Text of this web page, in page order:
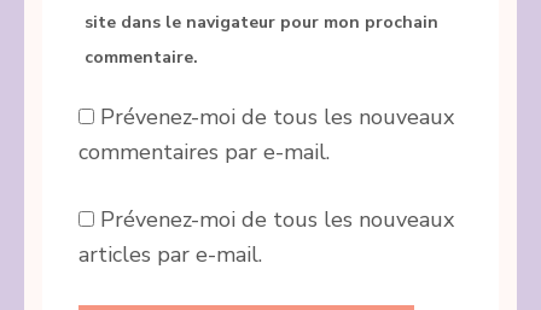
site dans le navigateur pour mon prochain
commentaire.
Prévenez-moi de tous les nouveaux
commentaires par e-mail.
Prévenez-moi de tous les nouveaux
articles par e-mail.